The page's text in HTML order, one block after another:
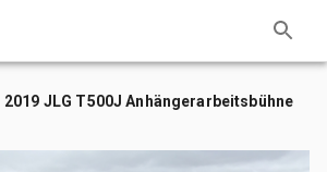
2019 JLG T500J Anhängerarbeitsbühne